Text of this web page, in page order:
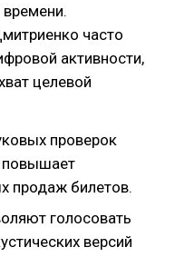
часто
активности,
целевой
проверок
повышает
продаж билетов.
голосовать
версий